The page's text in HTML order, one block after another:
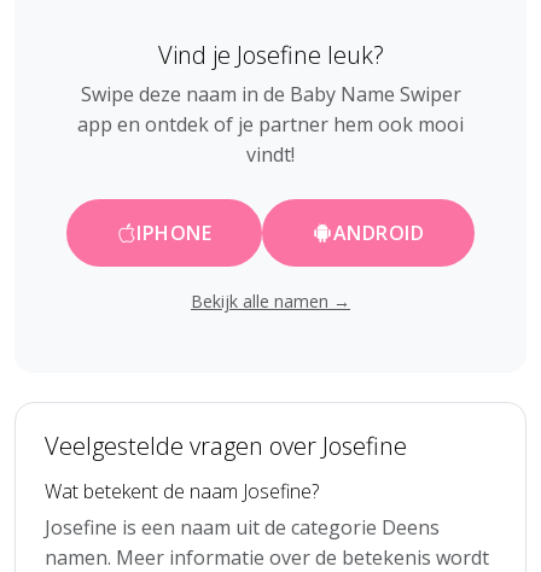
Vind je Josefine leuk?
Swipe deze naam in de Baby Name Swiper
app en ontdek of je partner hem ook mooi
vindt!
IPHONE ANDROID
Bekijk alle namen →
Veelgestelde vragen over Josefine
Wat betekent de naam Josefine?
Josefine is een naam uit de categorie Deens
namen. Meer informatie over de betekenis wordt